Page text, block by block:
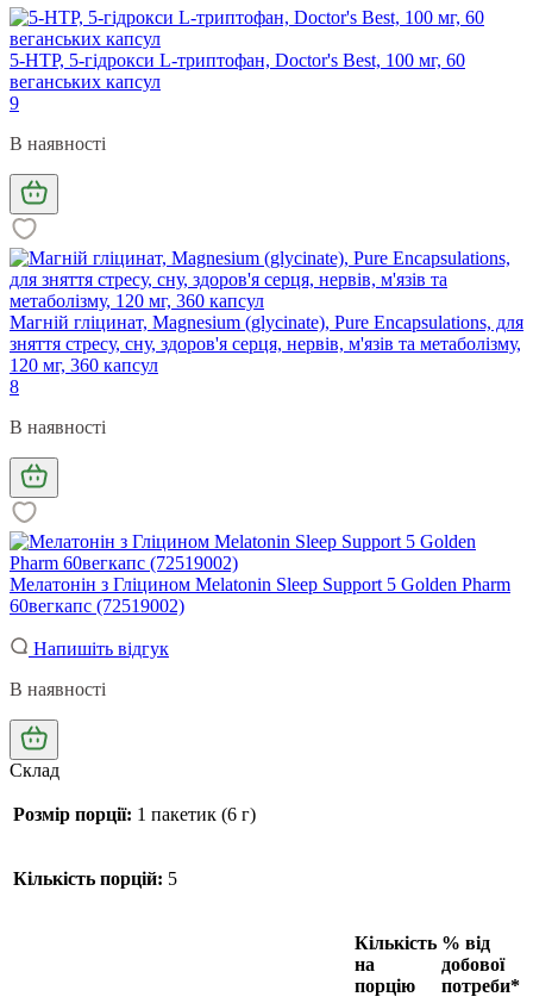
5-HTP, 5-гідрокси L-триптофан, Doctor's Best, 100 мг, 60
веганських капсул
9
В наявності
Магній гліцинат, Magnesium (glycinate), Pure Encapsulations, для
зняття стресу, сну, здоров'я серця, нервів, м'язів та метаболізму,
120 мг, 360 капсул
8
В наявності
Мелатонін з Гліцином Melatonin Sleep Support 5 Golden Pharm
60вегкапс (72519002)
Напишіть відгук
В наявності
Склад
Розмір порції: 1 пакетик (6 г)
Кількість порцій: 5
Кількість
на
порцію
% від
добової
потреби*